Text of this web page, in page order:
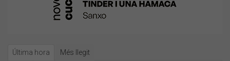
Última hora Més llegit